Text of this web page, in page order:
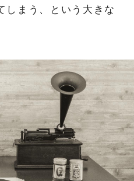
しまう、という大きな